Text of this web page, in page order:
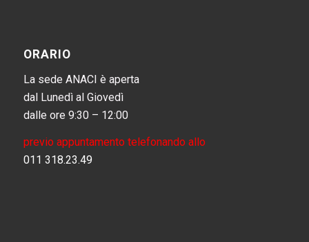
ORARIO
La sede ANACI è aperta
dal Lunedì al Giovedì
dalle ore 9:30 – 12:00
previo appuntamento telefonando allo
011 318.23.49